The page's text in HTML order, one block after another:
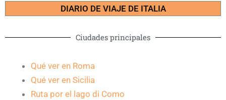
DIARIO DE VIAJE DE ITALIA
Ciudades principales
Qué ver en Roma
Qué ver en Sicilia
Ruta por el lago di Como